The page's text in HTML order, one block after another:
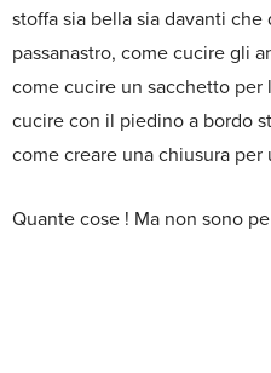
stoffa sia bella sia davanti
passanastro, come cucire gli
come cucire un sacchetto per
cucire con il piedino a bordo
come creare una chiusura
Quante cose ! Ma non sono